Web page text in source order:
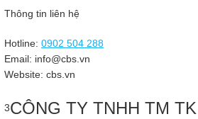
Thông tin liên hệ
Hotline: 0902 504 288
Email: info@cbs.vn
Website: cbs.vn
3CÔNG TY TNHH TM